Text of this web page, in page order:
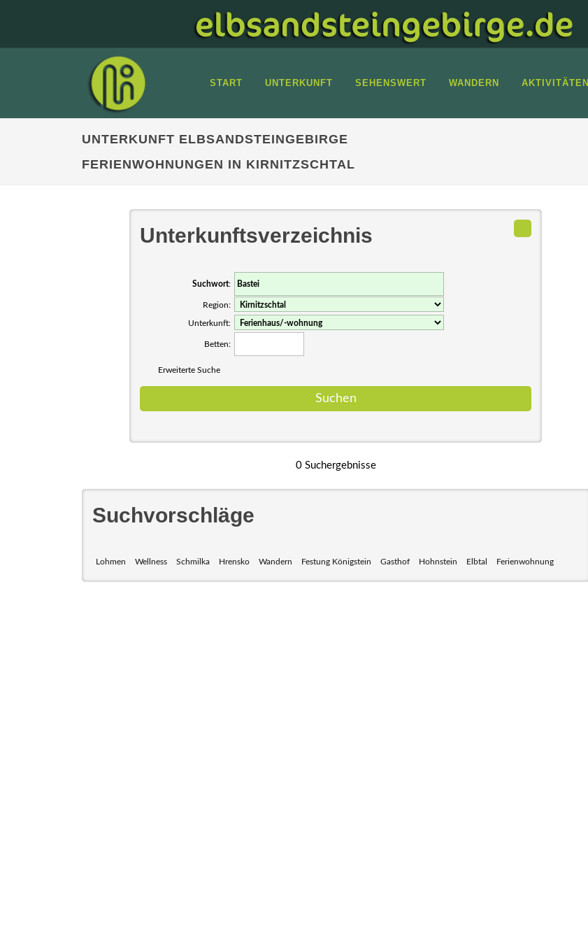
START UNTERKUNFT SEHENSWERT WANDERN AKTIVITÄTEN
UNTERKUNFT ELBSANDSTEINGEBIRGE
FERIENWOHNUNGEN IN KIRNITZSCHTAL
Unterkunftsverzeichnis
Suchwort:
Region:
Unterkunft:
Betten:
Erweiterte Suche
0 Suchergebnisse
Suchvorschläge
Lohmen Wellness Schmilka Hrensko Wandern Festung Königstein Gasthof Hohnstein Elbtal Ferienwohnung